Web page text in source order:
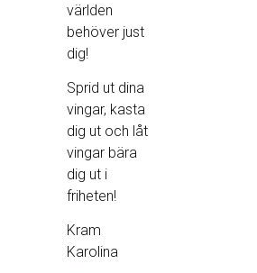
världen
behöver just
dig!
Sprid ut dina
vingar, kasta
dig ut och låt
vingar bära
dig ut i
friheten!
Kram
Karolina